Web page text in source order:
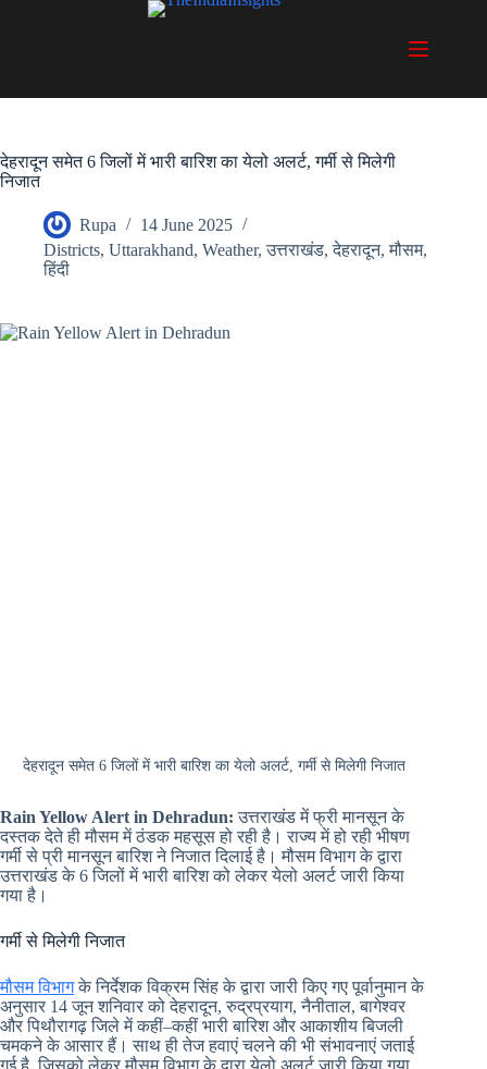
देहरादून समेत 6 जिलों में भारी बारिश का येलो अलर्ट, गर्मी से मिलेगी
निजात
Rupa
14 June 2025
Districts, Uttarakhand, Weather,उत्तराखंड,देहरादून,मौसम,
हिंदी
देहरादून समेत 6 जिलों में भारी बारिश का येलो अलर्ट, गर्मी से मिलेगी निजात
Rain Yellow Alert in Dehradun: उत्तराखंड में फ्री मानसून के
दस्तक देते ही मौसम में ठंडक महसूस हो रही है। राज्य में हो रही भीषण
गर्मी से प्री मानसून बारिश ने निजात दिलाई है। मौसम विभाग के द्वारा
उत्तराखंड के 6 जिलों में भारी बारिश को लेकर येलो अलर्ट जारी किया
गया है।
गर्मी से मिलेगी निजात
मौसम विभागके निर्देशक विक्रम सिंह के द्वारा जारी किए गए पूर्वानुमान के
अनुसार 14 जून शनिवार को देहरादून, रुद्रप्रयाग, नैनीताल, बागेश्वर
और पिथौरागढ़ जिले में कहीं–कहीं भारी बारिश और आकाशीय बिजली
चमकने के आसार हैं। साथ ही तेज हवाएं चलने की भी संभावनाएं जताई